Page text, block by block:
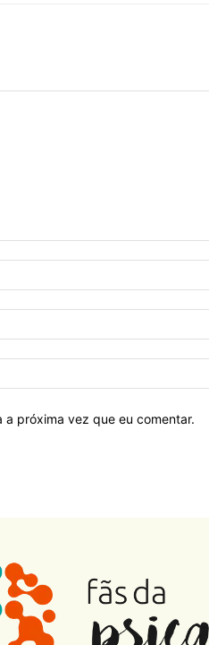
a próxima vez que eu comentar.